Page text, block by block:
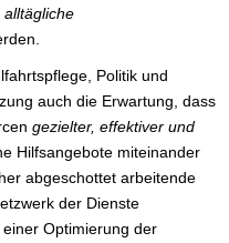
alltägliche
Politik und
auch die Erwartung, dass
gezielter, effektiver und
Hilfsangebote miteinander
abgeschottet arbeitende
der Dienste
Optimierung der